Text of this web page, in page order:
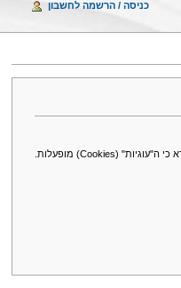
כניסה / הרשמה לחשבון